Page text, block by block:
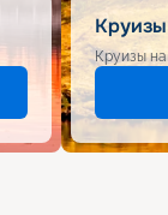
Круизы